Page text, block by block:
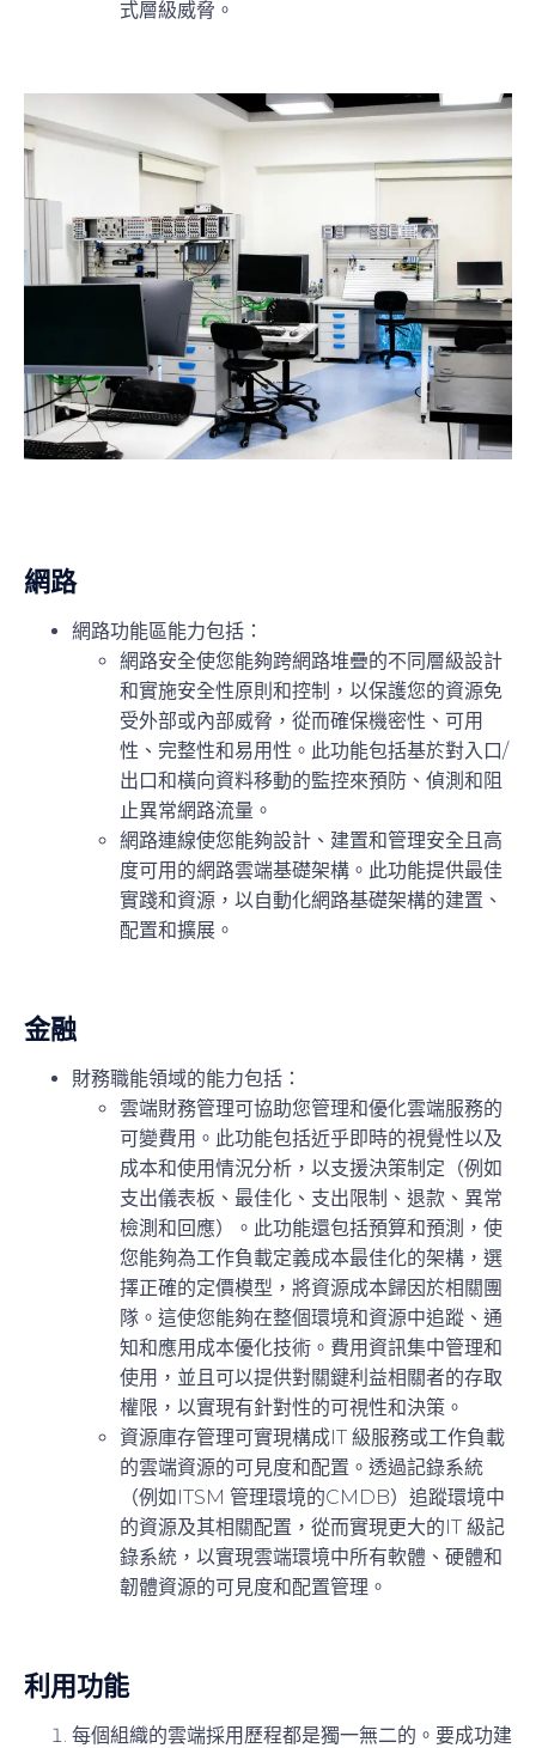
式層級威脅。
網路
網路功能區能力包括：
網路安全使您能夠跨網路堆疊的不同層級設計
和實施安全性原則和控制，以保護您的資源免
受外部或內部威脅，從而確保機密性、可用
性、完整性和易用性。此功能包括基於對入口/
出口和橫向資料移動的監控來預防、偵測和阻
止異常網路流量。
網路連線使您能夠設計、建置和管理安全且高
度可用的網路雲端基礎架構。此功能提供最佳
實踐和資源，以自動化網路基礎架構的建置、
配置和擴展。
金融
財務職能領域的能力包括：
雲端財務管理可協助您管理和優化雲端服務的
可變費用。此功能包括近乎即時的視覺性以及
成本和使用情況分析，以支援決策制定（例如
支出儀表板、最佳化、支出限制、退款、異常
檢測和回應）。此功能還包括預算和預測，使
您能夠為工作負載定義成本最佳化的架構，選
擇正確的定價模型，將資源成本歸因於相關團
隊。這使您能夠在整個環境和資源中追蹤、通
知和應用成本優化技術。費用資訊集中管理和
使用，並且可以提供對關鍵利益相關者的存取
權限，以實現有針對性的可視性和決策。
資源庫存管理可實現構成IT 級服務或工作負載
的雲端資源的可見度和配置。透過記錄系統
（例如ITSM 管理環境的CMDB）追蹤環境中
的資源及其相關配置，從而實現更大的IT 級記
錄系統，以實現雲端環境中所有軟體、硬體和
韌體資源的可見度和配置管理。
利用功能
每個組織的雲端採用歷程都是獨一無二的。要成功建